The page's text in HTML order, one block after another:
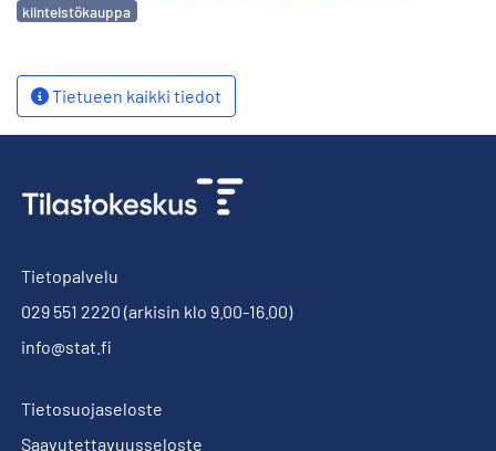
kiinteistökauppa
Tietueen kaikki tiedot
Tietopalvelu
029 551 2220 (arkisin klo 9.00-16.00)
info@stat.fi
Tietosuojaseloste
Saavutettavuusseloste